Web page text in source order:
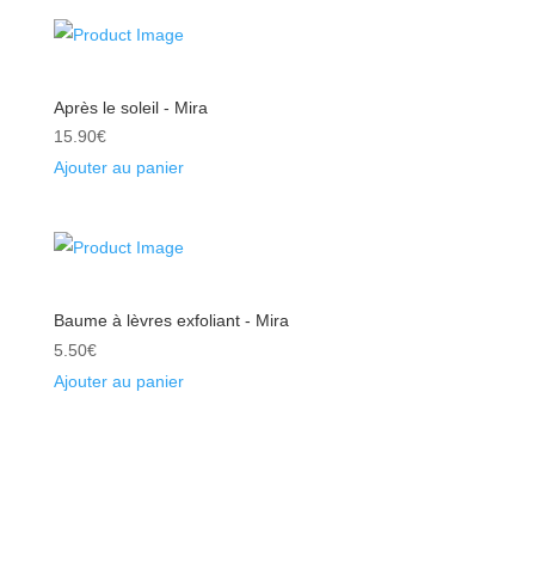
Après le soleil - Mira
15.90€
Ajouter au panier
Baume à lèvres exfoliant - Mira
5.50€
Ajouter au panier